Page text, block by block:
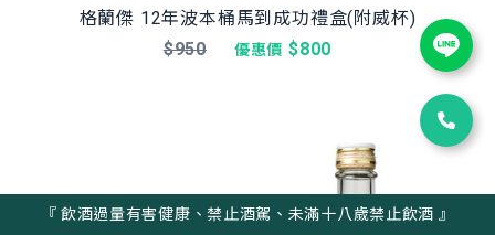
格蘭傑 12年波本桶馬到成功禮盒(附威杯)
$950
優惠價 $800
『 飲酒過量有害健康、禁止酒駕、未滿十八歲禁止飲酒 』